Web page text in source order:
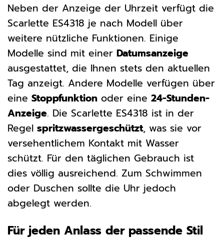
Neben der Anzeige der Uhrzeit verfügt die
Scarlette ES4318 je nach Modell über
weitere nützliche Funktionen. Einige
Modelle sind mit einer Datumsanzeige
ausgestattet, die Ihnen stets den aktuellen
Tag anzeigt. Andere Modelle verfügen über
eine Stoppfunktion oder eine 24-Stunden-
Anzeige. Die Scarlette ES4318 ist in der
Regel spritzwassergeschützt, was sie vor
versehentlichem Kontakt mit Wasser
schützt. Für den täglichen Gebrauch ist
dies völlig ausreichend. Zum Schwimmen
oder Duschen sollte die Uhr jedoch
abgelegt werden.
Für jeden Anlass der passende Stil